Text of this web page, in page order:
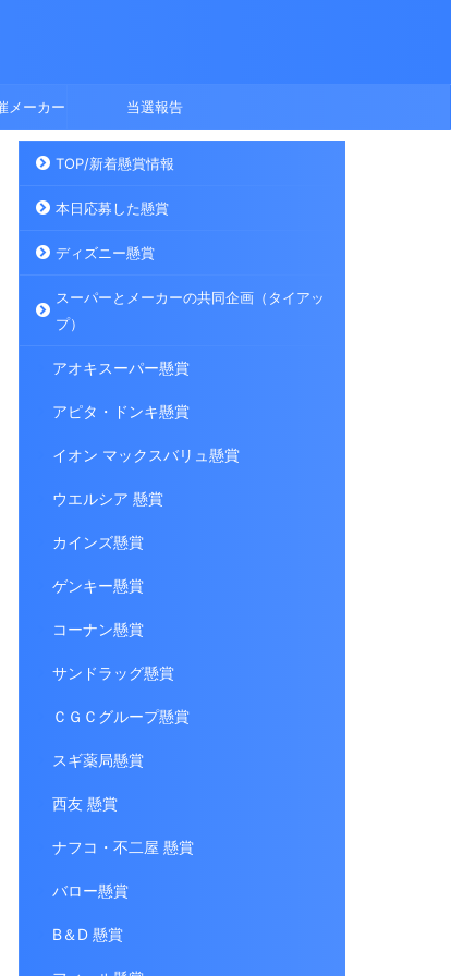
メーカー 当選報告
TOP/新着懸賞情報
本日応募した懸賞
ディズニー懸賞
スーパーとメーカーの共同企画（タイアッ
プ）
アオキスーパー懸賞
アピタ・ドンキ懸賞
イオン マックスバリュ懸賞
ウエルシア 懸賞
カインズ懸賞
ゲンキー懸賞
コーナン懸賞
サンドラッグ懸賞
ＣＧＣグループ懸賞
スギ薬局懸賞
西友 懸賞
ナフコ・不二屋 懸賞
バロー懸賞
B＆D 懸賞